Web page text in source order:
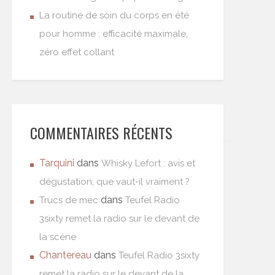
La routine de soin du corps en été
pour homme : efficacité maximale,
zéro effet collant
COMMENTAIRES RÉCENTS
Tarquini dans Whisky Lefort : avis et
dégustation, que vaut-il vraiment ?
Trucs de mec dans Teufel Radio
3sixty remet la radio sur le devant de
la scène
Chantereau dans Teufel Radio 3sixty